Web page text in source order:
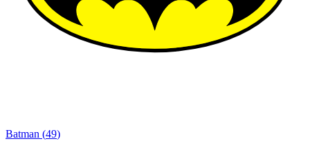
Batman (49)